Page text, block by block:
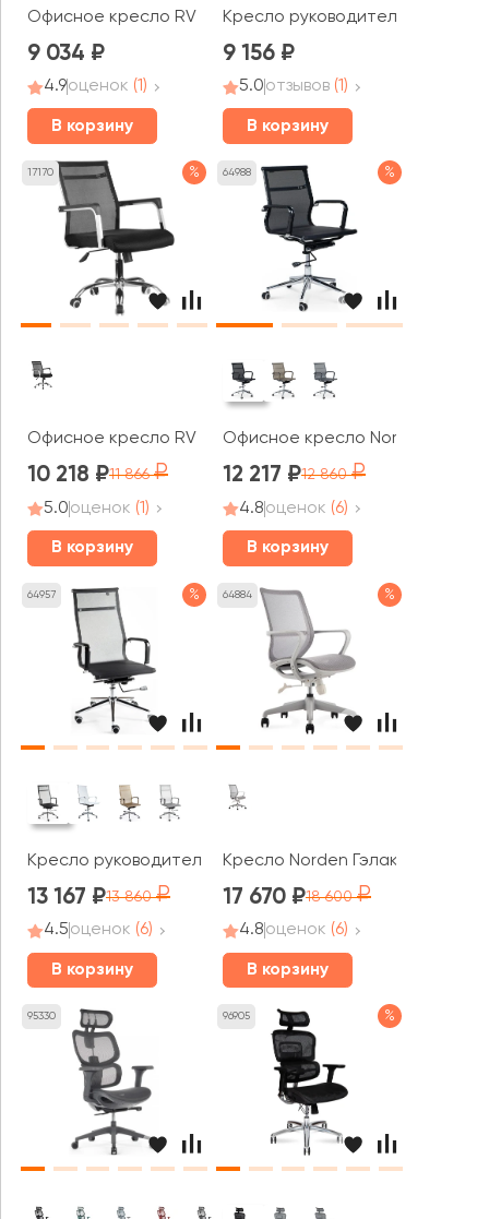
Офисное кресло RV ЧЕЙР Смарт м / Smart m (8075)
9 034
4.9оценок (1)
В корзину
Кресло руководителя RV ЧЕЙР
9 156
5.0отзывов (1)
В корзину
17170 %
Офисное кресло RV ЧЕЙР Нет / Net (706E)
10 218 11 866
5.0оценок (1)
В корзину
64988 %
Офисное кресло Norden
12 217 12 860
4.8оценок (6)
В корзину
64957 %
Кресло руководителя Norden Хельмут
13 167 13 860
4.5оценок (6)
В корзину
64884 %
Кресло Norden Гэлакси gray LB
17 670 18 600
4.8оценок (6)
В корзину
95330 96905 %